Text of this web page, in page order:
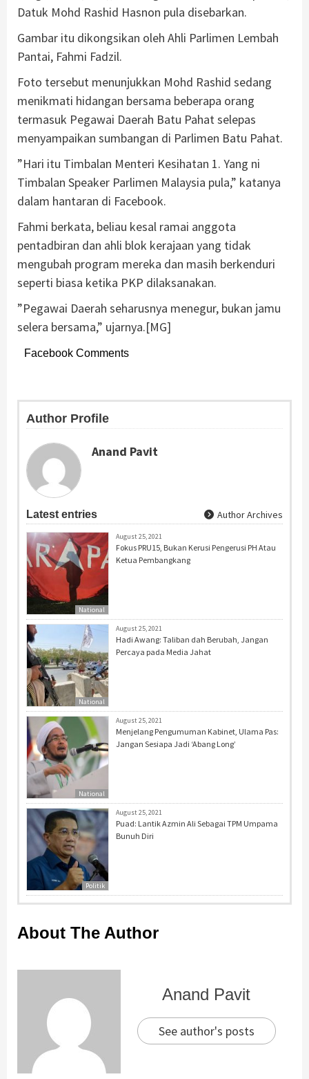
Datuk Mohd Rashid Hasnon pula disebarkan.
Gambar itu dikongsikan oleh Ahli Parlimen Lembah
Pantai, Fahmi Fadzil.
Foto tersebut menunjukkan Mohd Rashid sedang
menikmati hidangan bersama beberapa orang
termasuk Pegawai Daerah Batu Pahat selepas
menyampaikan sumbangan di Parlimen Batu Pahat.
”Hari itu Timbalan Menteri Kesihatan 1. Yang ni
Timbalan Speaker Parlimen Malaysia pula,” katanya
dalam hantaran di Facebook.
Fahmi berkata, beliau kesal ramai anggota
pentadbiran dan ahli blok kerajaan yang tidak
mengubah program mereka dan masih berkenduri
seperti biasa ketika PKP dilaksanakan.
”Pegawai Daerah seharusnya menegur, bukan jamu
selera bersama,” ujarnya.[MG]
Facebook Comments
Author Profile
Anand Pavit
Latest entries Author Archives
National
August 25, 2021
Fokus PRU15, Bukan Kerusi Pengerusi PH Atau
Ketua Pembangkang
National
August 25, 2021
Hadi Awang: Taliban dah Berubah, Jangan
Percaya pada Media Jahat
National
August 25, 2021
Menjelang Pengumuman Kabinet, Ulama Pas:
Jangan Sesiapa Jadi ‘Abang Long’
Politik
August 25, 2021
Puad: Lantik Azmin Ali Sebagai TPM Umpama
Bunuh Diri
About The Author
Anand Pavit
See author's posts